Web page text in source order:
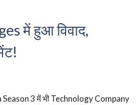
में हुआ विवाद,
3 में भी Technology Company